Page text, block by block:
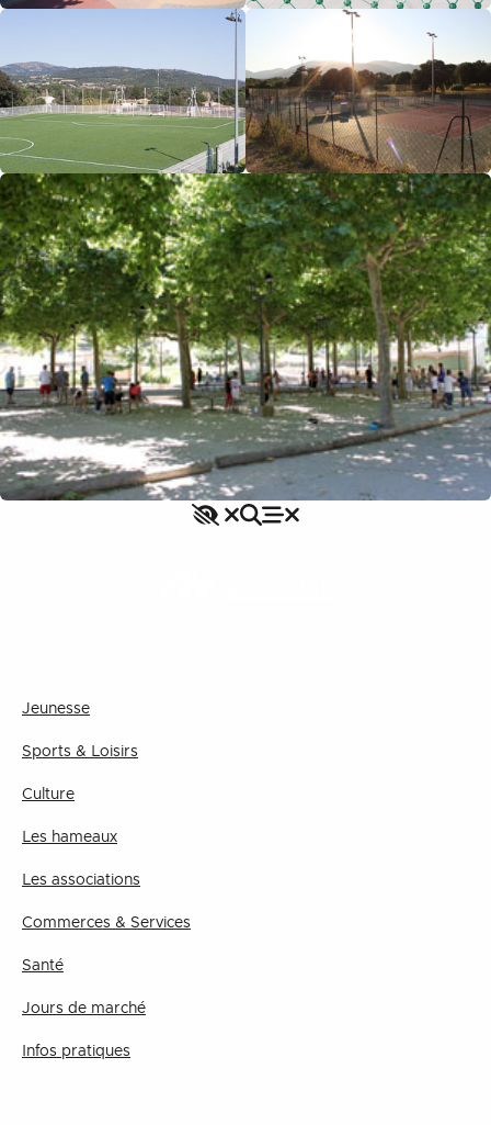
Accessibilité
Rechercher
Jeunesse
Sports & Loisirs
Culture
Les hameaux
Les associations
Commerces & Services
Santé
Jours de marché
Infos pratiques